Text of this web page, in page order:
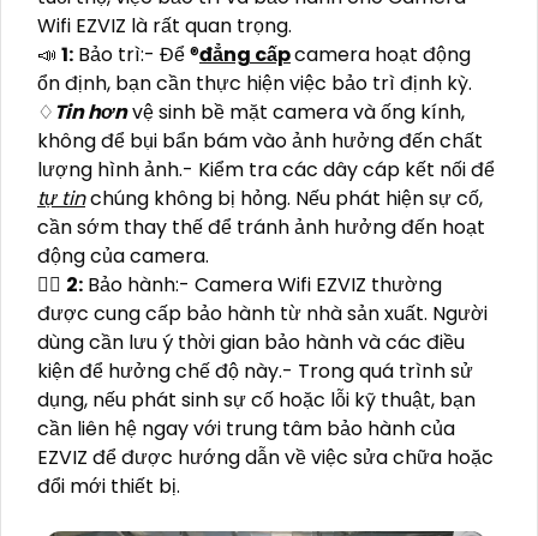
Wifi EZVIZ là rất quan trọng.
📣 1: Bảo trì:- Để ®️đẳng cấpcamera hoạt động
ổn định, bạn cần thực hiện việc bảo trì định kỳ.
♢Tin hơnvệ sinh bề mặt camera và ống kính,
không để bụi bẩn bám vào ảnh hưởng đến chất
lượng hình ảnh.- Kiểm tra các dây cáp kết nối để
tự tinchúng không bị hỏng. Nếu phát hiện sự cố,
cần sớm thay thế để tránh ảnh hưởng đến hoạt
động của camera.
🙆‍♀️ 2: Bảo hành:- Camera Wifi EZVIZ thường
được cung cấp bảo hành từ nhà sản xuất. Người
dùng cần lưu ý thời gian bảo hành và các điều
kiện để hưởng chế độ này.- Trong quá trình sử
dụng, nếu phát sinh sự cố hoặc lỗi kỹ thuật, bạn
cần liên hệ ngay với trung tâm bảo hành của
EZVIZ để được hướng dẫn về việc sửa chữa hoặc
đổi mới thiết bị.